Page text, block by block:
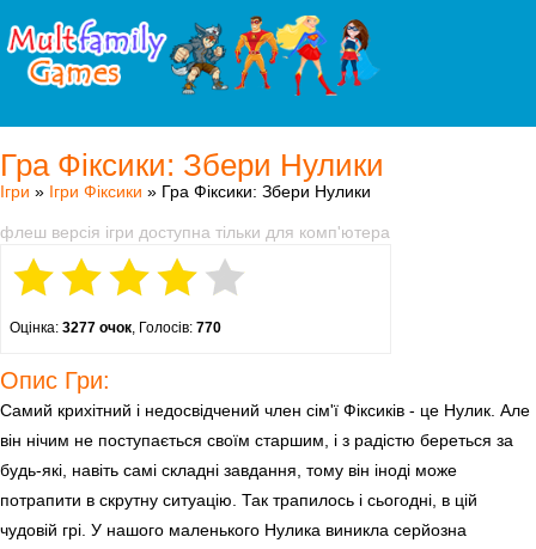
Гра Фіксики: Збери Нулики
Ігри » Ігри Фіксики » Гра Фіксики: Збери Нулики
флеш версія ігри доступна тільки для комп'ютера
Оцінка: 3277 очок, Голосів: 770
Опис Гри:
Самий крихітний і недосвідчений член сім'ї Фіксиків - це Нулик. Але
він нічим не поступається своїм старшим, і з радістю береться за
будь-які, навіть самі складні завдання, тому він іноді може
потрапити в скрутну ситуацію. Так трапилось і сьогодні, в цій
чудовій грі. У нашого маленького Нулика виникла серйозна